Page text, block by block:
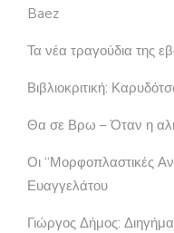
Baez
Τα νέα τραγούδια της
Βιβλιοκριτική:
Θα σε Βρω – Όταν η
Οι “Μορφοπλαστικές
Ευαγγελάτου
Γιώργος Δήμος: